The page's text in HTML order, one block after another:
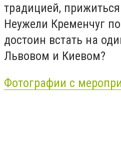
традицией,
Неужели Кременчуг
достоин встать на
Львовом и Киевом?
Фотографии с